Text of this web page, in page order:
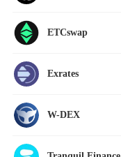
ETCswap
Exrates
W-DEX